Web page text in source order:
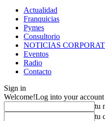
Actualidad
Franquicias
Pymes
Consultorio
NOTICIAS
Eventos
Radio
Contacto
Sign in
Welcome!Log into your account
tu
tu